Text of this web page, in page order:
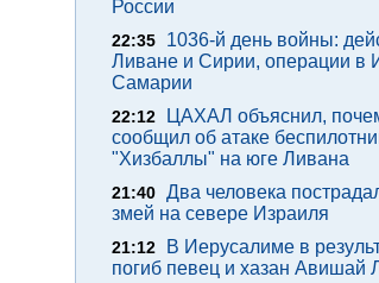
России
22:35
1036-й день войны:
Ливане и Сирии, операции в
Самарии
22:12
ЦАХАЛ объяснил,
сообщил об атаке
"Хизбаллы" на юге Ливана
21:40 Два человека
змей на севере Израиля
21:12
В Иерусалиме в
погиб певец и хазан Авишай